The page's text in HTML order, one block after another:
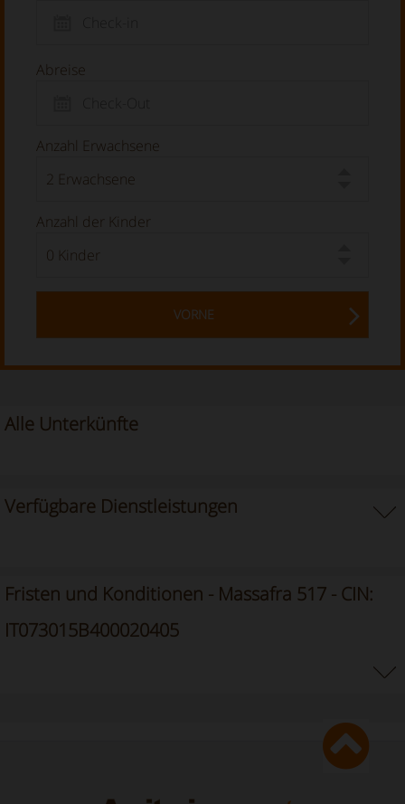
Abreise
Anzahl Erwachsene
Anzahl der Kinder
VORNE
Alle Unterkünfte
Verfügbare Dienstleistungen
Fristen und Konditionen - Massafra 517 - CIN:
IT073015B400020405